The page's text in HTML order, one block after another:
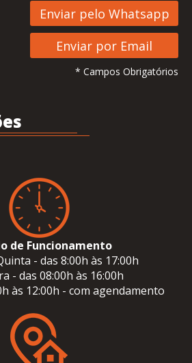
* Campos Obrigatórios
de Funcionamento
- das 8:00h às 17:00h
- das 08:00h às 16:00h
às 12:00h - com agendamento